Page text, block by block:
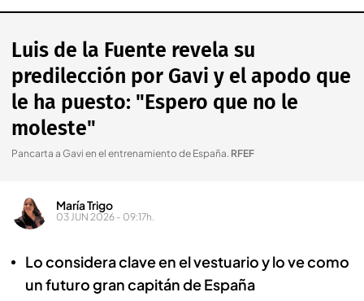
Luis de la Fuente revela su
predilección por Gavi y el apodo que
le ha puesto: "Espero que no le
moleste"
Pancarta a Gavi en el entrenamiento de España. RFEF
María Trigo
03 JUN 2026 - 09:17h.
Lo considera clave en el vestuario y lo ve como
un futuro gran capitán de España